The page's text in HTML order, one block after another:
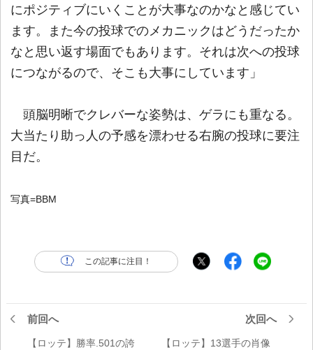
にポジティブにいくことが大事なのかなと感じてい
ます。また今の投球でのメカニックはどうだったか
なと思い返す場面でもあります。それは次への投球
につながるので、そこも大事にしています」
頭脳明晰でクレバーな姿勢は、ゲラにも重なる。
大当たり助っ人の予感を漂わせる右腕の投球に要注
目だ。
写真=BBM
この記事に注目！
前回へ
【ロッテ】勝率.501の誇
次回へ
【ロッテ】13選手の肖像